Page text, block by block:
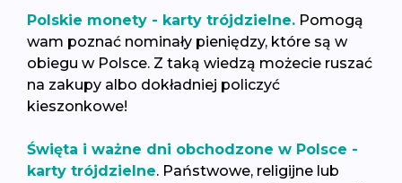
Polskie monety - karty trójdzielne. Pomogą
wam poznać nominały pieniędzy, które są w
obiegu w Polsce. Z taką wiedzą możecie ruszać
na zakupy albo dokładniej policzyć
kieszonkowe!
Święta i ważne dni obchodzone w Polsce -
karty trójdzielne. Państwowe, religijne lub